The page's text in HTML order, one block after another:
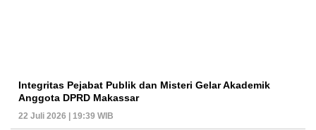
Integritas Pejabat Publik dan Misteri Gelar Akademik
Anggota DPRD Makassar
22 Juli 2026 | 19:39 WIB